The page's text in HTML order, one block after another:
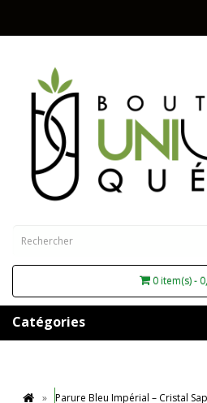
0 item(s) -
Catégories
Parure Bleu Impérial – Cristal